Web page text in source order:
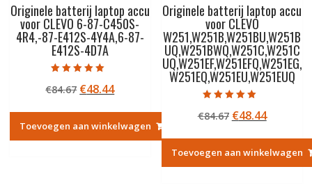
Originele batterij laptop accu
voor CLEVO 6-87-C450S-
4R4,-87-E412S-4Y4A,6-87-
E412S-4D7A
5.00
uit 5
€84.67 Oorspronkelijke
was:
€84.67.
€48.44Huidige
is:
€48.44.
Toevoegen aan winkelwagen
Originele batterij laptop accu
voor CLEVO
W251,W251B,W251BU,W251B
UQ,W251BWQ,W251C,W251C
UQ,W251EF,W251EFQ,W251EG,
W251EQ,W251EU,W251EUQ
5.00
uit 5
€84.67
was:
€84.67.
€48.44Huidige
is:
€48.44.
Toevoegen aan winkelwagen